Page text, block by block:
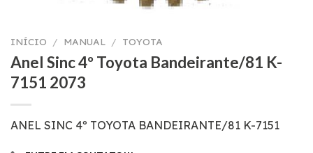
INÍCIO / MANUAL / TOYOTA
Anel Sinc 4º Toyota Bandeirante/81 K-
7151 2073
ANEL SINC 4º TOYOTA BANDEIRANTE/81 K-7151